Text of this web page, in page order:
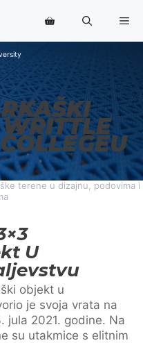
terene u dizajnu, podovima i
U
objekt u
je svoja vrata na
jula 2021. godine. Na
su utakmice s elitnim